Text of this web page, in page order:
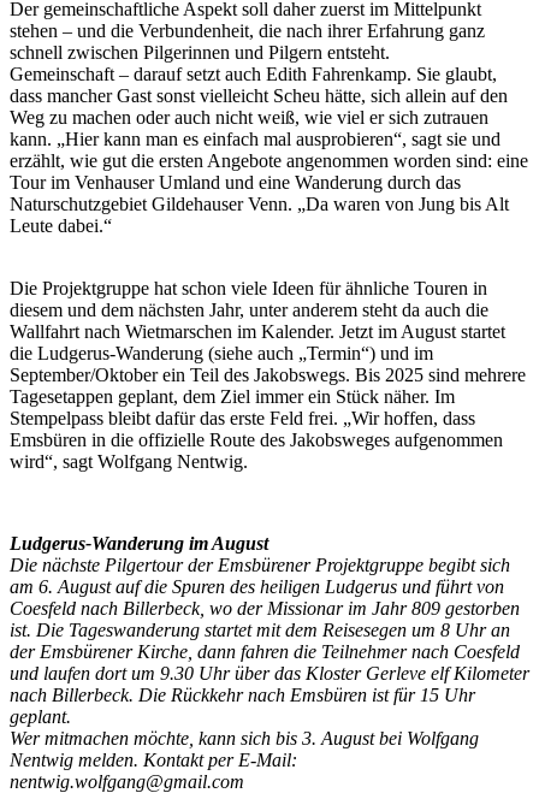
Der gemeinschaftliche Aspekt soll daher zuerst im Mittelpunkt
stehen – und die Verbundenheit, die nach ihrer Erfahrung ganz
schnell zwischen Pilgerinnen und Pilgern entsteht.
Gemeinschaft – darauf setzt auch Edith Fahrenkamp. Sie glaubt,
dass mancher Gast sonst vielleicht Scheu hätte, sich allein auf den
Weg zu machen oder auch nicht weiß, wie viel er sich zutrauen
kann. „Hier kann man es einfach mal ausprobieren“, sagt sie und
erzählt, wie gut die ersten Angebote angenommen worden sind: eine
Tour im Venhauser Umland und eine Wanderung durch das
Naturschutzgebiet Gildehauser Venn. „Da waren von Jung bis Alt
Leute dabei.“
Die Projektgruppe hat schon viele Ideen für ähnliche Touren in
diesem und dem nächsten Jahr, unter anderem steht da auch die
Wallfahrt nach Wietmarschen im Kalender. Jetzt im August startet
die Ludgerus-Wanderung (siehe auch „Termin“) und im
September/Oktober ein Teil des Jakobswegs. Bis 2025 sind mehrere
Tagesetappen geplant, dem Ziel immer ein Stück näher. Im
Stempelpass bleibt dafür das erste Feld frei. „Wir hoffen, dass
Emsbüren in die offizielle Route des Jakobsweges aufgenommen
wird“, sagt Wolfgang Nentwig.
Ludgerus-Wanderung im August
Die nächste Pilgertour der Emsbürener Projektgruppe begibt sich
am 6. August auf die Spuren des heiligen Ludgerus und führt von
Coesfeld nach Billerbeck, wo der Missionar im Jahr 809 gestorben
ist. Die Tageswanderung startet mit dem Reisesegen um 8 Uhr an
der Emsbürener Kirche, dann fahren die Teilnehmer nach Coesfeld
und laufen dort um 9.30 Uhr über das Kloster Gerleve elf Kilometer
nach Billerbeck. Die Rückkehr nach Emsbüren ist für 15 Uhr
geplant.
Wer mitmachen möchte, kann sich bis 3. August bei Wolfgang
Nentwig melden. Kontakt per E-Mail:
nentwig.wolfgang@gmail.com